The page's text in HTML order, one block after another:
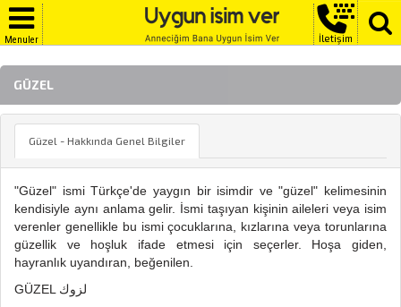
Menuler İletişim
GÜZEL
Güzel - Hakkında Genel Bilgiler
"Güzel" ismi Türkçe'de yaygın bir isimdir ve "güzel" kelimesinin
kendisiyle aynı anlama gelir. İsmi taşıyan kişinin aileleri veya isim
verenler genellikle bu ismi çocuklarına, kızlarına veya torunlarına
güzellik ve hoşluk ifade etmesi için seçerler. Hoşa giden,
hayranlık uyandıran, beğenilen.
GÜZEL لزوك